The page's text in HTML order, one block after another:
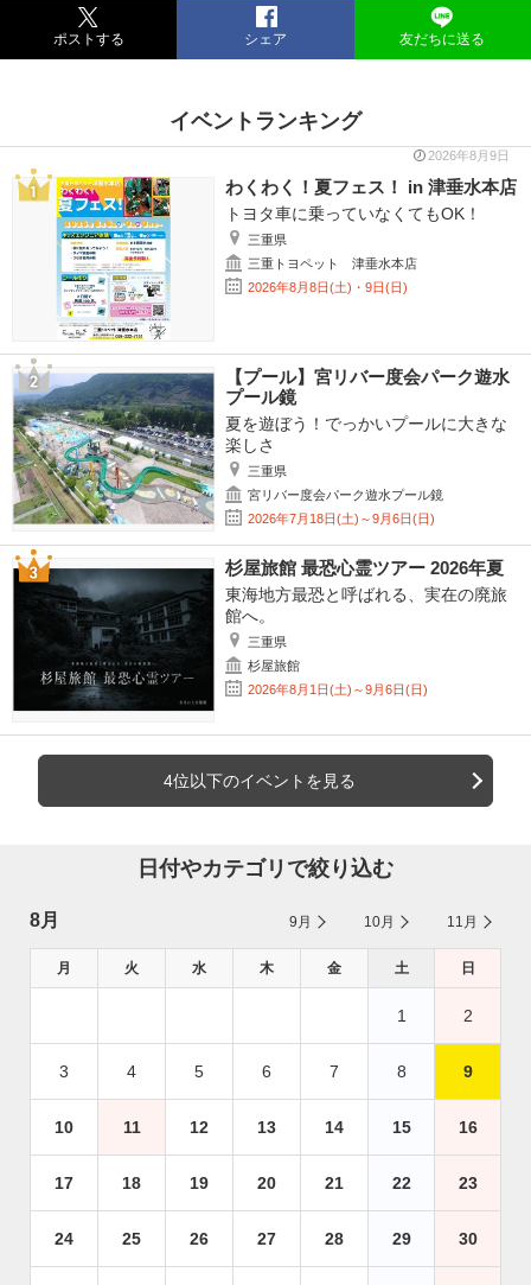
ポストする シェア 友だちに送る
イベントランキング
2026年8月9日
わくわく！夏フェス！ in 津垂水本店
トヨタ車に乗っていなくてもOK！
三重県
三重トヨペット 津垂水本店
2026年8月8日(土)・9日(日)
【プール】宮リバー度会パーク遊水
プール鏡
夏を遊ぼう！でっかいプールに大きな
楽しさ
三重県
宮リバー度会パーク遊水プール鏡
2026年7月18日(土)～9月6日(日)
杉屋旅館 最恐心霊ツアー 2026年夏
東海地方最恐と呼ばれる、実在の廃旅
館へ。
三重県
杉屋旅館
2026年8月1日(土)～9月6日(日)
4位以下のイベントを見る
日付やカテゴリで絞り込む
8月 9月 10月 11月
月 火 水 木 金 土 日
1 2
3 4 5 6 7 8 9
10 11 12 13 14 15 16
17 18 19 20 21 22 23
24 25 26 27 28 29 30